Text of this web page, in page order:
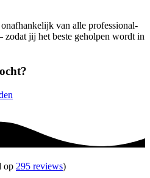
van alle professional-
zodat jij het beste geholpen wordt in
op 295 reviews)